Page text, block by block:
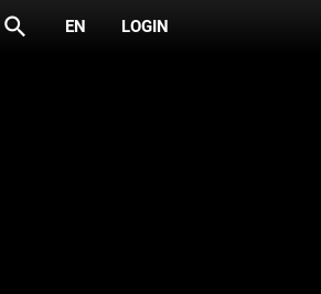
search EN LOGIN